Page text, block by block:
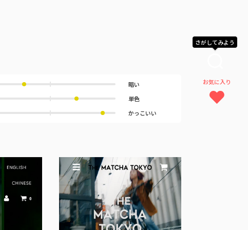
さがしてみよう
お気に入り
暗い
単色
かっこいい